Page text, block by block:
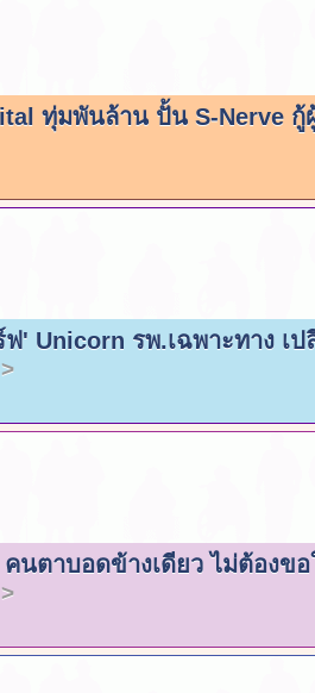
ทุ่มพันล้าน ปั้น S-Nerve
ฟ' Unicorn รพ.เฉพาะทาง เ
นตาบอดข้างเดียว ไม่ต้องข